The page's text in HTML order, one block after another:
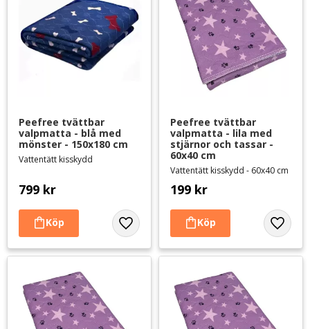
Peefree tvättbar
valpmatta - blå med
mönster - 150x180 cm
Vattentätt kisskydd
799 kr
Lägg till i favoriter
Peefree tvättbar
valpmatta - lila med
stjärnor och tassar -
60x40 cm
Vattentätt kisskydd - 60x40 cm
199 kr
Lägg